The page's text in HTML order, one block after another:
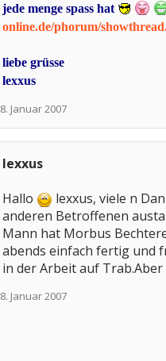
jede menge spass hat
online.de/phorum/
liebe grüsse
lexxus
8. Januar 2007
lexxus
Hallo
lexxus, viele n
anderen Betroffenen
Mann hat Morbus
abends einfach fertig und
in der Arbeit auf
8. Januar 2007